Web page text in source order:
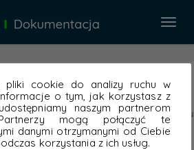
pliki cookie do analizy ruchu w
o tym, jak korzystasz z
naszym partnerom
mogą połączyć te
danymi otrzymanymi od Ciebie
korzystania z ich usług.